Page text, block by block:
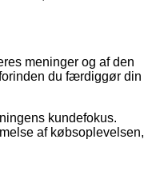
meninger og af den
du færdiggør din
kundefokus.
af købsoplevelsen,